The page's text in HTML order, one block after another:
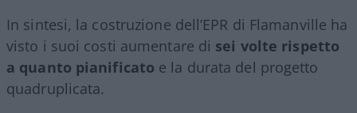
In sintesi, la costruzione dell’EPR di Flamanville ha
visto i suoi costi aumentare di sei volte rispetto
a quanto pianificato e la durata del progetto
quadruplicata.